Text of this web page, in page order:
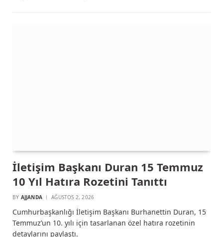
İletişim Başkanı Duran 15 Temmuz
10 Yıl Hatıra Rozetini Tanıttı
BY AJJANDA AĞUSTOS 2, 2026
Cumhurbaşkanlığı İletişim Başkanı Burhanettin Duran, 15
Temmuz’un 10. yılı için tasarlanan özel hatıra rozetinin
detaylarını paylaştı.